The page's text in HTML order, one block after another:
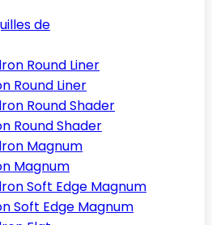
de
Round Liner
Round Shader
Magnum
Soft Edge Magnum